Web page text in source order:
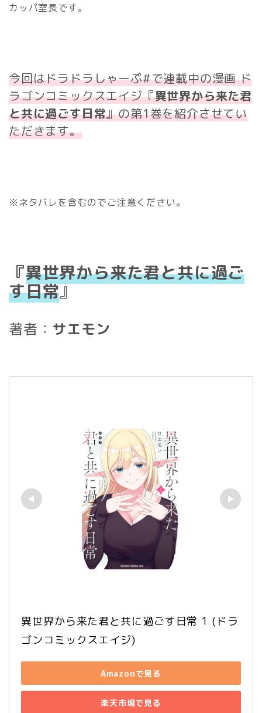
カッパ室長です。
今回はドラドラしゃーぷ#で連載中の漫画 ド
ラゴンコミックスエイジ『異世界から来た君
と共に過ごす日常』の第1巻を紹介させてい
ただきます。
※ネタバレを含むのでご注意ください。
『異世界から来た君と共に過ご
す日常』
著者： サエモン
異世界から来た君と共に過ごす日常 1 (ドラ
ゴンコミックスエイジ)
Amazonで見る
楽天市場で見る